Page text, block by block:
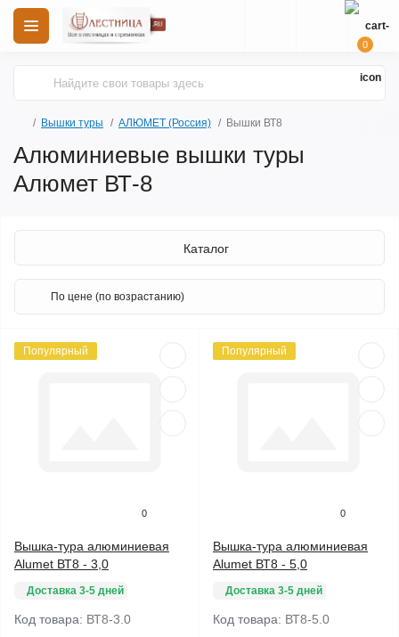
0
Вышки туры АЛЮМЕТ (Россия) Вышки ВТ8
Алюминиевые вышки туры
Алюмет ВТ-8
Каталог
Популярный
0
Вышка-тура алюминиевая
Alumet ВТ8 - 3,0
Доставка 3-5 дней
Код товара: ВТ8-3.0
Популярный
0
Вышка-тура алюминиевая
Alumet ВТ8 - 5,0
Доставка 3-5 дней
Код товара: ВТ8-5.0